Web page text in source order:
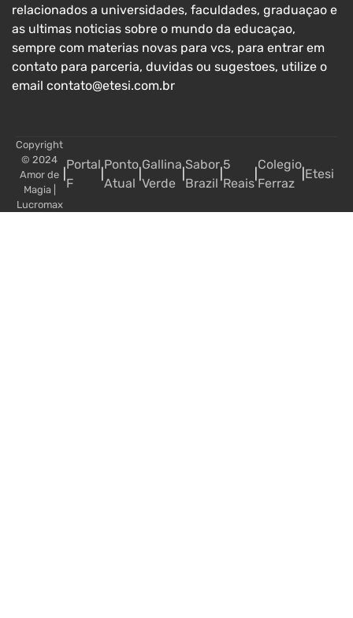
relacionados a universidades, faculdades, graduaçao e
as ultimas noticias sobre o mundo da educaçao,
sempre com materias novas para vcs, para entrar em
contato para parceria, duvidas ou sugestoes, utilize o
email contato@etesi.com.br
Copyright
© 2024
Amor de
Magia|
Lucromax
Portal
F
Ponto
Atual
Gallina
Verde
Sabor
Brazil
5
Reais
Colegio
Ferraz
Etesi